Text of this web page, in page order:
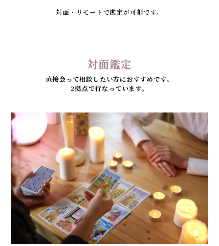
対面・リモートで鑑定が可能です。
対面鑑定
直接会って相談したい方におすすめです。
2拠点で行なっています。